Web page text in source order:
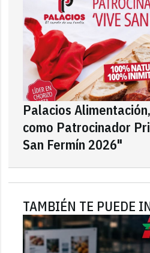
Palacios
como Patrocinador
San Fermín 2026"
TAMBIÉN TE PUEDE